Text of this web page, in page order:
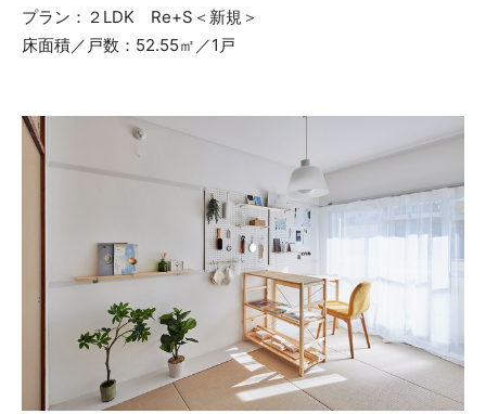
プラン：２LDK Re+S＜新規＞
床面積／戸数：52.55㎡／1戸